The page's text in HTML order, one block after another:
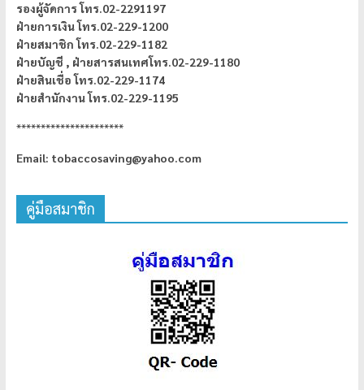
รองผู้จัดการ โทร.02-2291197
ฝ่ายการเงิน โทร.02-229-1200
ฝ่ายสมาชิก โทร.02-229-1182
ฝ่ายบัญชี , ฝ่ายสารสนเทศโทร.02-229-1180
ฝ่ายสินเชื่อ โทร.02-229-1174
ฝ่ายสำนักงาน โทร.02-229-1195
**********************
Email: tobaccosaving@yahoo.com
คู่มือสมาชิก